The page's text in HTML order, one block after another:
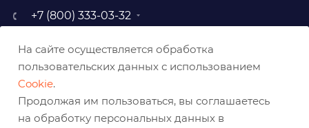
+7 (800) 333-03-32
baz@belabraziv.ru
308009, Россия, г. Белгород,
На сайте осуществляется обработка
пользовательских данных с использованием
Cookie.
Продолжая им пользоваться, вы соглашаетесь
на обработку персональных данных в